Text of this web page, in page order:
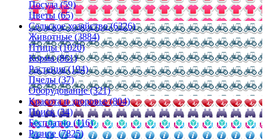
Посуда (59)
Цветы (65)
Сельское хозяйство (6326)
Животные (3884)
Птицы (1020)
Корма (861)
Растения (194)
Пчелы (37)
Оборудование (321)
Красота и здоровье (804)
Поиск (34)
Бесплатно (116)
Разное (7825)